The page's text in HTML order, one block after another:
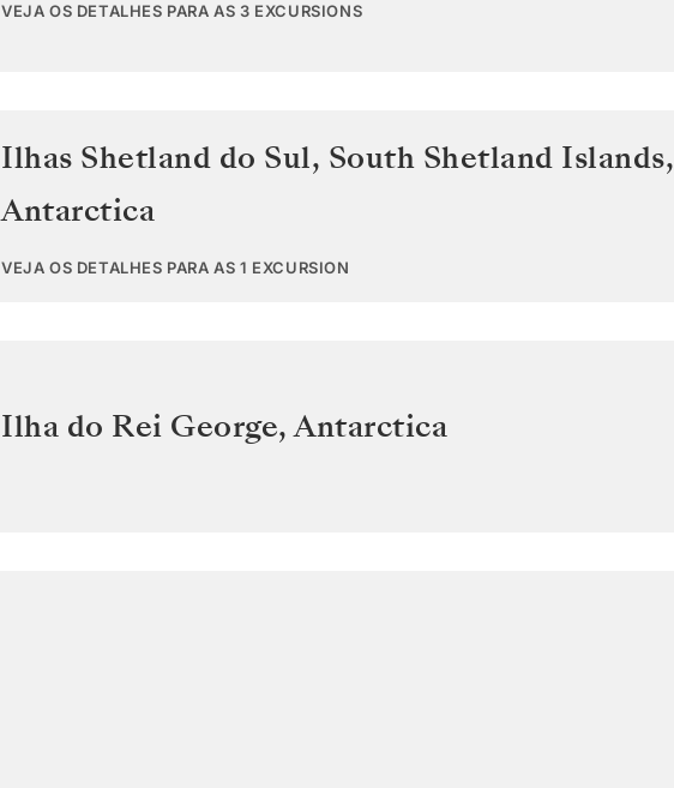
VEJA OS DETALHES PARA AS 3 EXCURSIONS
Ilhas Shetland do Sul, South Shetland Islands,
Antarctica
VEJA OS DETALHES PARA AS 1 EXCURSION
Ilha do Rei George,Antarctica